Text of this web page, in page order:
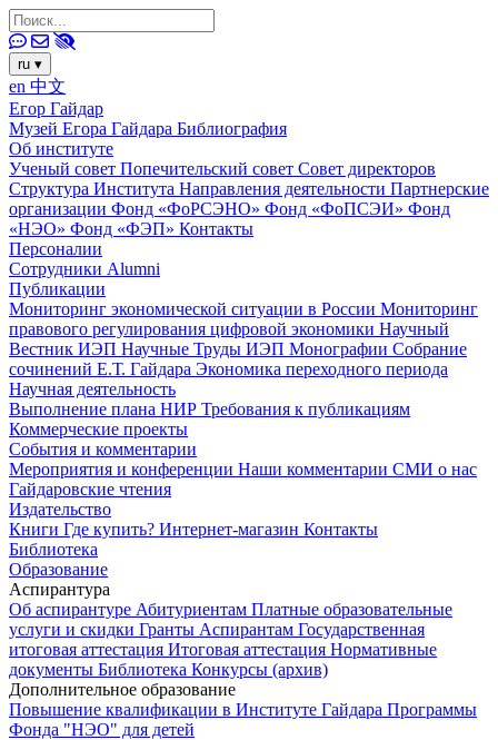
ru ▾
en 中文
Егор Гайдар
Музей Егора Гайдара Библиография
Об институте
Ученый совет Попечительский совет Совет директоров
Структура Института Направления деятельности Партнерские
организации Фонд «ФоРСЭНО» Фонд «ФоПСЭИ» Фонд
«НЭО» Фонд «ФЭП» Контакты
Персоналии
Сотрудники Alumni
Публикации
Мониторинг экономической ситуации в России Мониторинг
правового регулирования цифровой экономики Научный
Вестник ИЭП Научные Труды ИЭП Монографии Собрание
сочинений Е.Т. Гайдара Экономика переходного периода
Научная деятельность
Выполнение плана НИР Требования к публикациям
Коммерческие проекты
События и комментарии
Мероприятия и конференции Наши комментарии СМИ о нас
Гайдаровские чтения
Издательство
Книги Где купить? Интернет-магазин Контакты
Библиотека
Образование
Аспирантура
Об аспирантуре Абитуриентам Платные образовательные
услуги и скидки Гранты Аспирантам Государственная
итоговая аттестация Итоговая аттестация Нормативные
документы Библиотека Конкурсы (архив)
Дополнительное образование
Повышение квалификации в Институте Гайдара Программы
Фонда "НЭО" для детей